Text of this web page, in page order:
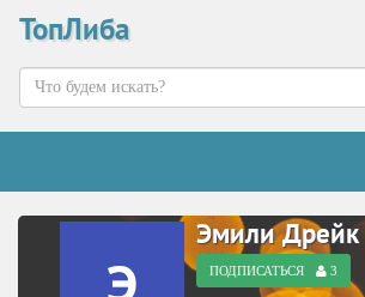
ТопЛиба
Эмили Дрейк
ПОДПИСАТЬСЯ 3